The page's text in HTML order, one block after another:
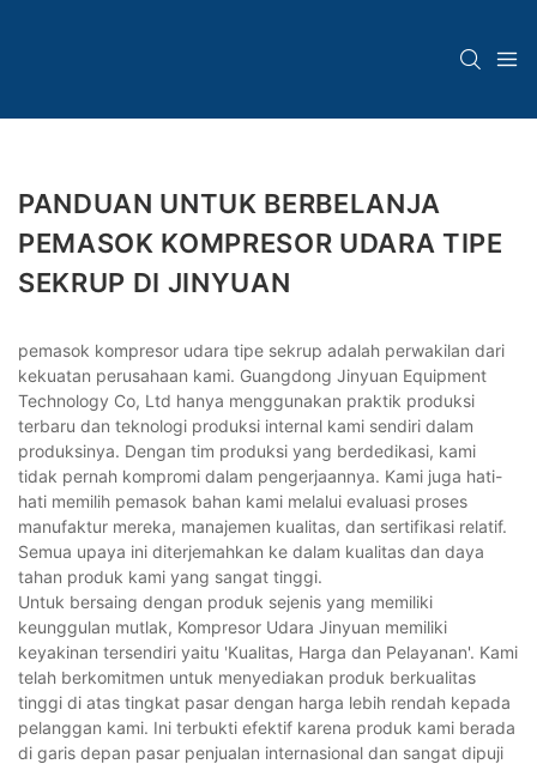
PANDUAN UNTUK BERBELANJA
PEMASOK KOMPRESOR UDARA TIPE
SEKRUP DI JINYUAN
pemasok kompresor udara tipe sekrup adalah perwakilan dari
kekuatan perusahaan kami. Guangdong Jinyuan Equipment
Technology Co, Ltd hanya menggunakan praktik produksi
terbaru dan teknologi produksi internal kami sendiri dalam
produksinya. Dengan tim produksi yang berdedikasi, kami
tidak pernah kompromi dalam pengerjaannya. Kami juga hati-
hati memilih pemasok bahan kami melalui evaluasi proses
manufaktur mereka, manajemen kualitas, dan sertifikasi relatif.
Semua upaya ini diterjemahkan ke dalam kualitas dan daya
tahan produk kami yang sangat tinggi.
Untuk bersaing dengan produk sejenis yang memiliki
keunggulan mutlak, Kompresor Udara Jinyuan memiliki
keyakinan tersendiri yaitu 'Kualitas, Harga dan Pelayanan'. Kami
telah berkomitmen untuk menyediakan produk berkualitas
tinggi di atas tingkat pasar dengan harga lebih rendah kepada
pelanggan kami. Ini terbukti efektif karena produk kami berada
di garis depan pasar penjualan internasional dan sangat dipuji